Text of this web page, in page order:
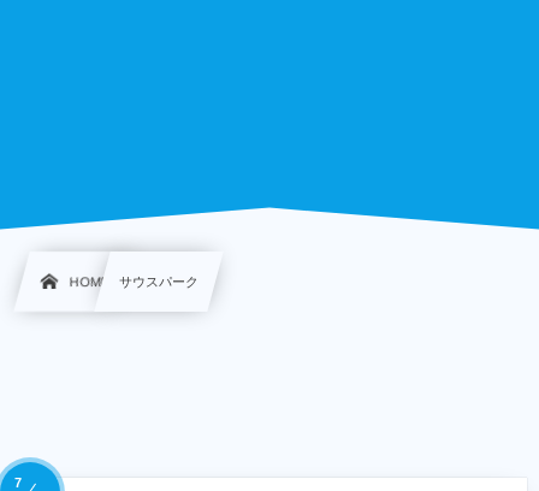
HOME サウスパーク
7